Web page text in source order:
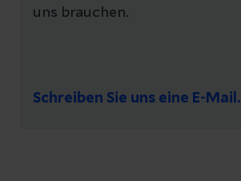
uns brauchen.
Schreiben Sie uns eine E-Mail.